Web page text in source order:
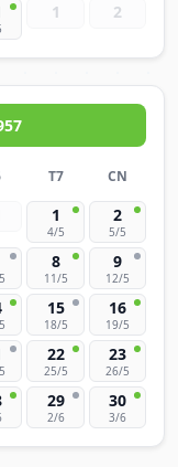
1 2
T7 CN
1
4/5
2
5/5
8
11/5
9
12/5
15
18/5
16
19/5
22
25/5
23
26/5
29
2/6
30
3/6